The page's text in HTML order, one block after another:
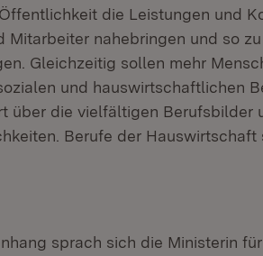
die Leistungen und
Mitarbeiter nahebringen und so
Gleichzeitig sollen mehr
und hauswirtschaftlichen
über die vielfältigen Berufsbilder
Berufe der
sprach sich die Ministerin